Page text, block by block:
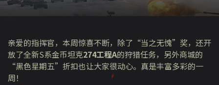
亲爱的指挥官，本周惊喜不断，除了“当之无愧”奖，还开
放了全新S系金币坦克274工程A的狩猎任务，另外商城的
“黑色星期五”折扣也让大家很动心。真是丰富多彩的一
周！